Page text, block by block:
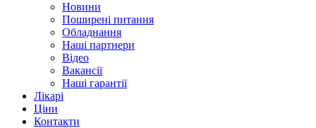
Новини
Поширені питання
Обладнання
Наші партнери
Відео
Вакансії
Наші гарантії
Лікарі
Ціни
Контакти